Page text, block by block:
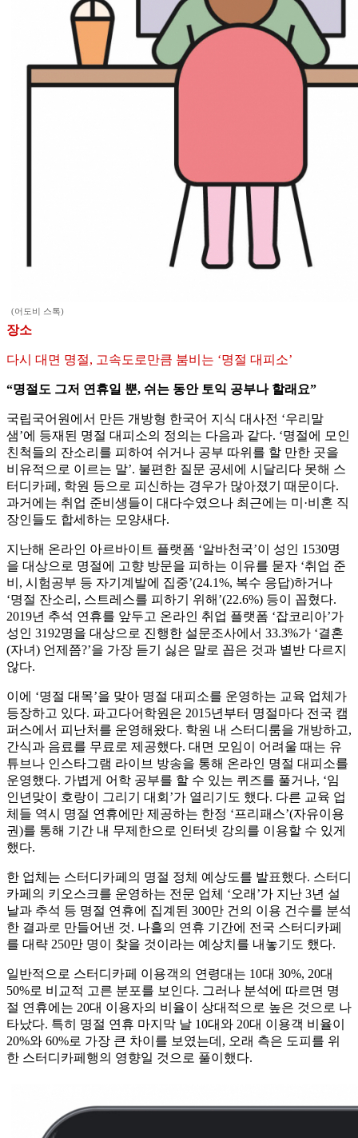
(어도비 스톡)
장소
다시 대면 명절, 고속도로만큼 붐비는 ‘명절 대피소’
“명절도 그저 연휴일 뿐, 쉬는 동안 토익 공부나 할래요”
국립국어원에서 만든 개방형 한국어 지식 대사전 ‘우리말
샘’에 등재된 명절 대피소의 정의는 다음과 같다. ‘명절에 모인
친척들의 잔소리를 피하여 쉬거나 공부 따위를 할 만한 곳을
비유적으로 이르는 말’. 불편한 질문 공세에 시달리다 못해 스
터디카페, 학원 등으로 피신하는 경우가 많아졌기 때문이다.
과거에는 취업 준비생들이 대다수였으나 최근에는 미·비혼 직
장인들도 합세하는 모양새다.
지난해 온라인 아르바이트 플랫폼 ‘알바천국’이 성인 1530명
을 대상으로 명절에 고향 방문을 피하는 이유를 묻자 ‘취업 준
비, 시험공부 등 자기계발에 집중’(24.1%, 복수 응답)하거나
‘명절 잔소리, 스트레스를 피하기 위해’(22.6%) 등이 꼽혔다.
2019년 추석 연휴를 앞두고 온라인 취업 플랫폼 ‘잡코리아’가
성인 3192명을 대상으로 진행한 설문조사에서 33.3%가 ‘결혼
(자녀) 언제쯤?’을 가장 듣기 싫은 말로 꼽은 것과 별반 다르지
않다.
이에 ‘명절 대목’을 맞아 명절 대피소를 운영하는 교육 업체가
등장하고 있다. 파고다어학원은 2015년부터 명절마다 전국 캠
퍼스에서 피난처를 운영해왔다. 학원 내 스터디룸을 개방하고,
간식과 음료를 무료로 제공했다. 대면 모임이 어려울 때는 유
튜브나 인스타그램 라이브 방송을 통해 온라인 명절 대피소를
운영했다. 가볍게 어학 공부를 할 수 있는 퀴즈를 풀거나, ‘임
인년맞이 호랑이 그리기 대회’가 열리기도 했다. 다른 교육 업
체들 역시 명절 연휴에만 제공하는 한정 ‘프리패스’(자유이용
권)를 통해 기간 내 무제한으로 인터넷 강의를 이용할 수 있게
했다.
한 업체는 스터디카페의 명절 정체 예상도를 발표했다. 스터디
카페의 키오스크를 운영하는 전문 업체 ‘오래’가 지난 3년 설
날과 추석 등 명절 연휴에 집계된 300만 건의 이용 건수를 분석
한 결과로 만들어낸 것. 나흘의 연휴 기간에 전국 스터디카페
를 대략 250만 명이 찾을 것이라는 예상치를 내놓기도 했다.
일반적으로 스터디카페 이용객의 연령대는 10대 30%, 20대
50%로 비교적 고른 분포를 보인다. 그러나 분석에 따르면 명
절 연휴에는 20대 이용자의 비율이 상대적으로 높은 것으로 나
타났다. 특히 명절 연휴 마지막 날 10대와 20대 이용객 비율이
20%와 60%로 가장 큰 차이를 보였는데, 오래 측은 도피를 위
한 스터디카페행의 영향일 것으로 풀이했다.